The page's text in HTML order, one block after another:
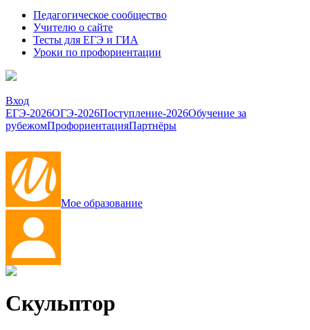
Педагогическое сообщество
Учителю о сайте
Тесты для ЕГЭ и ГИА
Уроки по профориентации
Вход
ЕГЭ-2026ОГЭ-2026Поступление-2026Обучение за
рубежомПрофориентацияПартнёры
Мое образование
Скульптор